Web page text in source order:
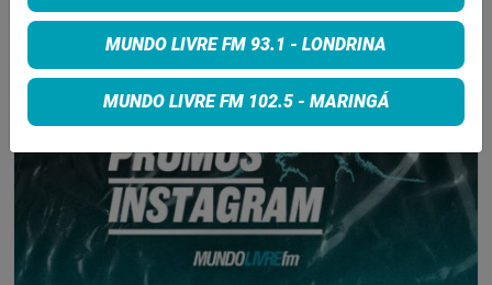
MUNDO LIVRE FM 93.1 - LONDRINA
MUNDO LIVRE FM 102.5 - MARINGÁ